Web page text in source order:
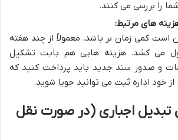
را بررسی می کنند.
های مرتبط:
است کمی زمان بر باشد، معمولاً از چند هفته
می کشد. هزینه هایی هم بابت تشکیل
و صدور سند جدید باید پرداخت کنید که
از خود اداره ثبت می توانید جویا شوید.
تبدیل اجباری (در صورت نقل